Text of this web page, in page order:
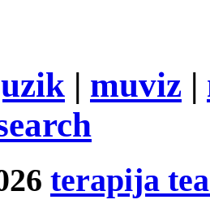
| muviz |
terapija